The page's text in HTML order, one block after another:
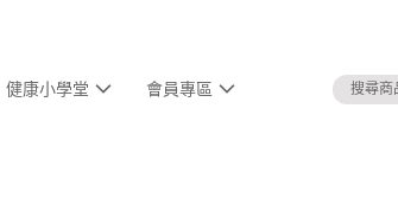
健康小學堂 會員專區